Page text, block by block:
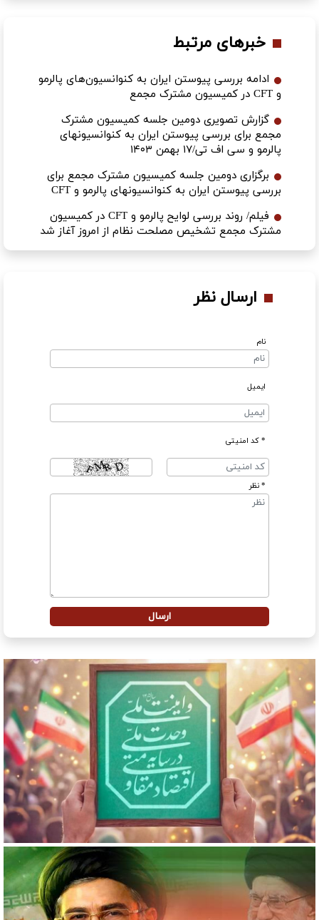
خبرهای مرتبط
ادامه بررسی پیوستن ایران به کنوانسیون‌های پالرمو
و CFT در کمیسیون مشترک مجمع
گزارش تصویری دومین جلسه کمیسیون مشترک
مجمع برای بررسی پیوستن ایران به کنوانسیونهای
پالرمو و سی اف تی/۱۷ بهمن ۱۴۰۳
برگزاری دومین جلسه کمیسیون مشترک مجمع برای
بررسی پیوستن ایران به کنوانسیونهای پالرمو و CFT
فیلم/ روند بررسی لوایح پالرمو و CFT در کمیسیون
مشترک مجمع تشخیص مصلحت نظام از امروز آغاز شد
ارسال نظر
نام
ایمیل
* کد امنیتی
* نظر